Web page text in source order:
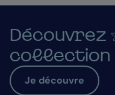
Découvrez
collection
Je découvre